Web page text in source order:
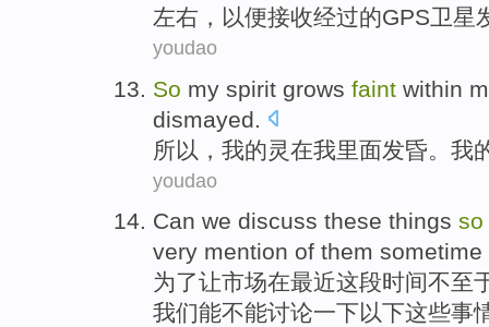
左右， 以便接收经过的GPS卫星
youdao
So my spirit grows faint within
dismayed
所以， 我的灵在我里面发昏 。我
youdao
Can we discuss these things so
very mention of them sometime
为了让市场在最近这段时间不至
我们能不能讨论一下以下这些事